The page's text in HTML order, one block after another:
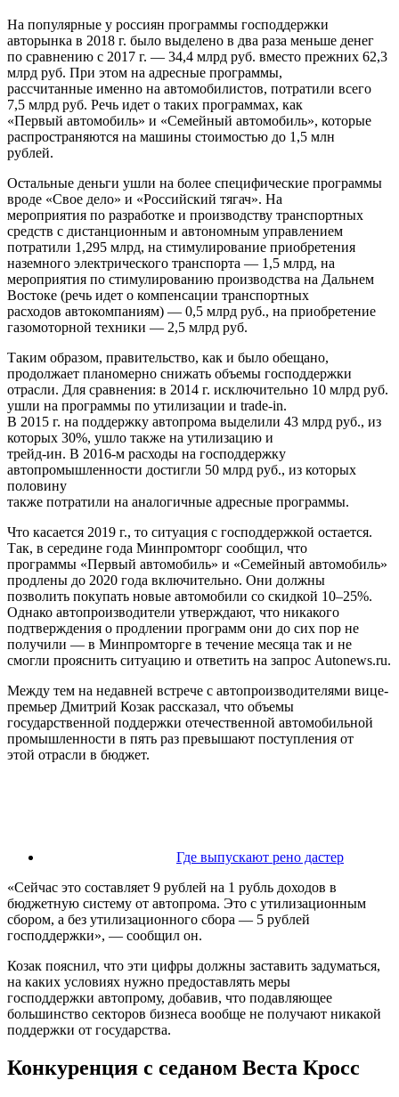
На популярные у россиян программы господдержки
авторынка в 2018 г. было выделено в два раза меньше денег
по сравнению с 2017 г. — 34,4 млрд руб. вместо прежних 62,3
млрд руб. При этом на адресные программы,
рассчитанные именно на автомобилистов, потратили всего
7,5 млрд руб. Речь идет о таких программах, как
«Первый автомобиль» и «Семейный автомобиль», которые
распространяются на машины стоимостью до 1,5 млн
рублей.
Остальные деньги ушли на более специфические программы
вроде «Свое дело» и «Российский тягач». На
мероприятия по разработке и производству транспортных
средств с дистанционным и автономным управлением
потратили 1,295 млрд, на стимулирование приобретения
наземного электрического транспорта — 1,5 млрд, на
мероприятия по стимулированию производства на Дальнем
Востоке (речь идет о компенсации транспортных
расходов автокомпаниям) — 0,5 млрд руб., на приобретение
газомоторной техники — 2,5 млрд руб.
Таким образом, правительство, как и было обещано,
продолжает планомерно снижать объемы господдержки
отрасли. Для сравнения: в 2014 г. исключительно 10 млрд руб.
ушли на программы по утилизации и trade-in.
В 2015 г. на поддержку автопрома выделили 43 млрд руб., из
которых 30%, ушло также на утилизацию и
трейд-ин. В 2016-м расходы на господдержку
автопромышленности достигли 50 млрд руб., из которых
половину
также потратили на аналогичные адресные программы.
Что касается 2019 г., то ситуация с господдержкой остается.
Так, в середине года Минпромторг сообщил, что
программы «Первый автомобиль» и «Семейный автомобиль»
продлены до 2020 года включительно. Они должны
позволить покупать новые автомобили со скидкой 10–25%.
Однако автопроизводители утверждают, что никакого
подтверждения о продлении программ они до сих пор не
получили — в Минпромторге в течение месяца так и не
смогли прояснить ситуацию и ответить на запрос Autonews.ru.
Между тем на недавней встрече с автопроизводителями вице-
премьер Дмитрий Козак рассказал, что объемы
государственной поддержки отечественной автомобильной
промышленности в пять раз превышают поступления от
этой отрасли в бюджет.
Где выпускают рено дастер
«Сейчас это составляет 9 рублей на 1 рубль доходов в
бюджетную систему от автопрома. Это с утилизационным
сбором, а без утилизационного сбора — 5 рублей
господдержки», — сообщил он.
Козак пояснил, что эти цифры должны заставить задуматься,
на каких условиях нужно предоставлять меры
господдержки автопрому, добавив, что подавляющее
большинство секторов бизнеса вообще не получают никакой
поддержки от государства.
Конкуренция с седаном Веста Кросс